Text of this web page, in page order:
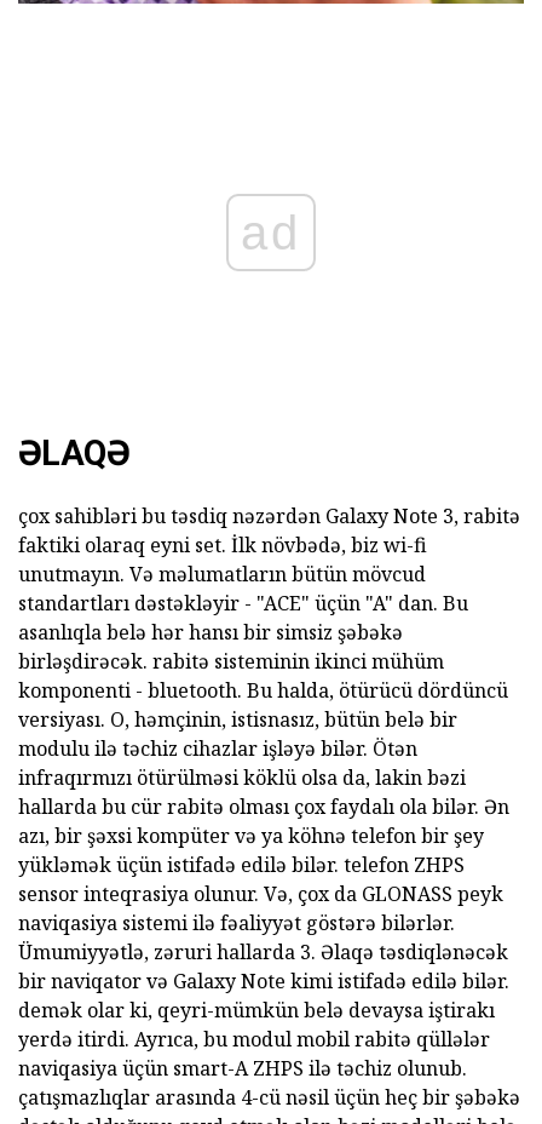
ad
ƏLAQƏ
çox sahibləri bu təsdiq nəzərdən Galaxy Note 3, rabitə
faktiki olaraq eyni set. İlk növbədə, biz wi-fi
unutmayın. Və məlumatların bütün mövcud
standartları dəstəkləyir - "ACE" üçün "A" dan. Bu
asanlıqla belə hər hansı bir simsiz şəbəkə
birləşdirəcək. rabitə sisteminin ikinci mühüm
komponenti - bluetooth. Bu halda, ötürücü dördüncü
versiyası. O, həmçinin, istisnasız, bütün belə bir
modulu ilə təchiz cihazlar işləyə bilər. Ötən
infraqırmızı ötürülməsi köklü olsa da, lakin bəzi
hallarda bu cür rabitə olması çox faydalı ola bilər. Ən
azı, bir şəxsi kompüter və ya köhnə telefon bir şey
yükləmək üçün istifadə edilə bilər. telefon ZHPS
sensor inteqrasiya olunur. Və, çox da GLONASS peyk
naviqasiya sistemi ilə fəaliyyət göstərə bilərlər.
Ümumiyyətlə, zəruri hallarda 3. Əlaqə təsdiqlənəcək
bir naviqator və Galaxy Note kimi istifadə edilə bilər.
demək olar ki, qeyri-mümkün belə devaysa iştirakı
yerdə itirdi. Ayrıca, bu modul mobil rabitə qüllələr
naviqasiya üçün smart-A ZHPS ilə təchiz olunub.
çatışmazlıqlar arasında 4-cü nəsil üçün heç bir şəbəkə